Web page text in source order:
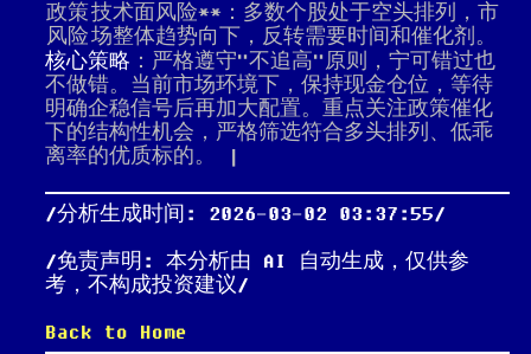
政策
风险
技术面风险**：多数个股处于空头排列，市
场整体趋势向下，反转需要时间和催化剂。
核心策略 ：严格遵守"不追高"原则，宁可错过也
不做错。当前市场环境下，保持现金仓位，等待
明确企稳信号后再加大配置。重点关注政策催化
下的结构性机会，严格筛选符合多头排列、低乖
离率的优质标的。 |
分析生成时间: 2026-03-02 03:37:55
免责声明: 本分析由 AI 自动生成，仅供参
考，不构成投资建议
Back to Home